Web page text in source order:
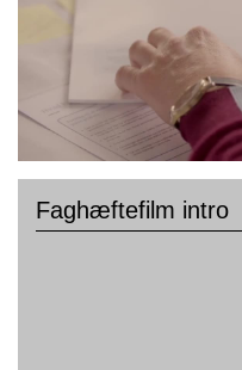
Faghæftefilm intro